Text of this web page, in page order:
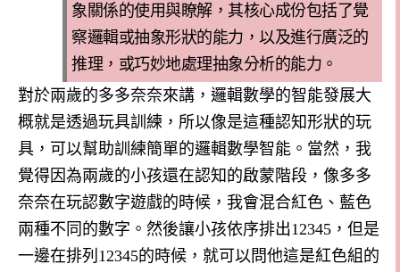
象關係的使用與瞭解，其核心成份包括了覺
察邏輯或抽象形狀的能力，以及進行廣泛的
推理，或巧妙地處理抽象分析的能力。
對於兩歲的多多奈奈來講，邏輯數學的智能發展大
概就是透過玩具訓練，所以像是這種認知形狀的玩
具，可以幫助訓練簡單的邏輯數學智能。當然，我
覺得因為兩歲的小孩還在認知的啟蒙階段，像多多
奈奈在玩認數字遊戲的時候，我會混合紅色、藍色
兩種不同的數字。然後讓小孩依序排出12345 ，但是
一邊在排列 12345的時候，就可以問他這是紅色組的